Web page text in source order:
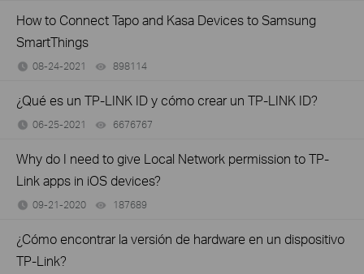
How to Connect Tapo and Kasa Devices to Samsung
SmartThings
08-24-2021 898114
¿Qué es un TP-LINK ID y cómo crear un TP-LINK ID?
06-25-2021 6676767
Why do I need to give Local Network permission to TP-
Link apps in iOS devices?
09-21-2020 187689
¿Cómo encontrar la versión de hardware en un dispositivo
TP-Link?